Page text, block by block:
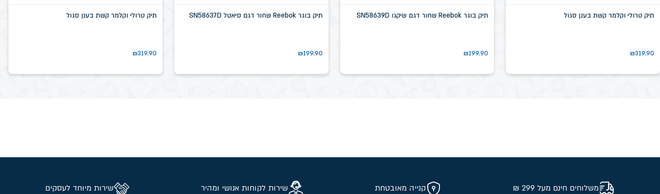
תיק טרולי וקלמר קשת בענן סגול
₪319.90
תיק בוגר Reebok שחור דגם שיקגו SN58639D
₪199.90
תיק בוגר Reebok שחור דגם סיאטל SN58637D
₪199.90
תיק טרולי וקלמר קשת בענן סגול
₪319.90
משלוחים חינם מעל 299 ₪ קנייה מאובטחת שירות לקוחות אנושי ומהיר שירות מיוחד לעסקים